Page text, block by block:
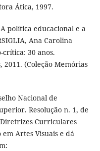
Ática, 1997.
política educacional e a
Ana Carolina
crítica: 30 anos.
2011. (Coleção Memórias
Nacional de
Resolução n. 1, de
Curriculares
Artes Visuais e dá